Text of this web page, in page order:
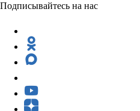
Подписывайтесь на нас